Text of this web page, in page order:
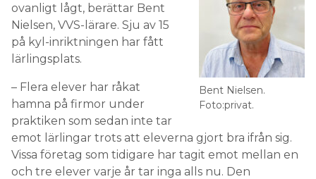
Bent Nielsen.
Foto:privat.
ovanligt lågt, berättar Bent
Nielsen, VVS-lärare. Sju av 15
på kyl-inriktningen har fått
lärlingsplats.
– Flera elever har råkat
hamna på firmor under
praktiken som sedan inte tar
emot lärlingar trots att eleverna gjort bra ifrån sig.
Vissa företag som tidigare har tagit emot mellan en
och tre elever varje år tar inga alls nu. Den